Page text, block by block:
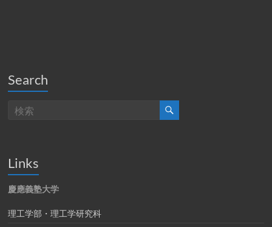
Search
Links
慶應義塾大学
理工学部・理工学研究科